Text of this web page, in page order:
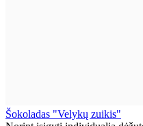
Šokoladas "Velykų zuikis"